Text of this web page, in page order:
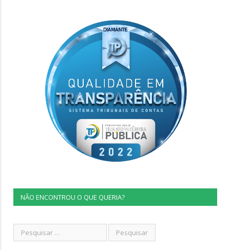
NÃO ENCONTROU O QUE QUERIA?